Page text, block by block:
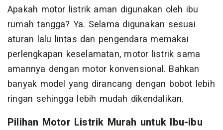
Apakah motor listrik aman digunakan oleh ibu
rumah tangga? Ya. Selama digunakan sesuai
aturan lalu lintas dan pengendara memakai
perlengkapan keselamatan, motor listrik sama
amannya dengan motor konvensional. Bahkan
banyak model yang dirancang dengan bobot lebih
ringan sehingga lebih mudah dikendalikan.
Pilihan Motor Listrik Murah untuk Ibu-ibu